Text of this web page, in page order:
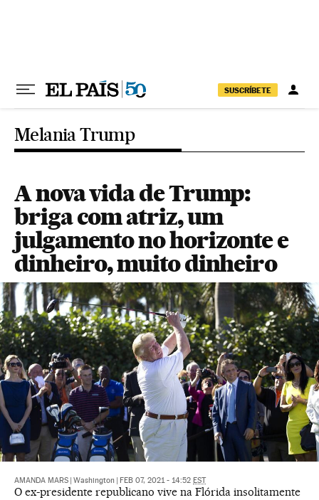
SUSCRÍBETE
Melania Trump
A nova vida de Trump:
briga com atriz, um
julgamento no horizonte e
dinheiro, muito dinheiro
AMANDA MARS Washington FEB 07, 2021 - 14:52 EST
O ex-presidente republicano vive na Flórida insolitamente